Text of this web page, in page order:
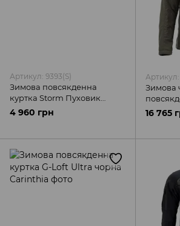
Артикул: 9393(S)
Зимова повсякденна
куртка Storm Пуховик
чорна Camotec
4 960 грн
Артикул:
Зимова
олива
16 765